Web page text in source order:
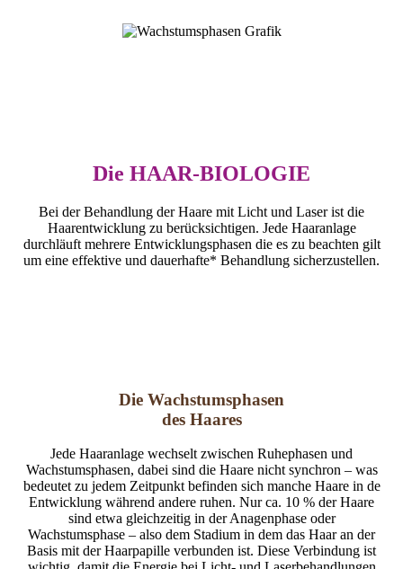
Die HAAR-BIOLOGIE
Bei der Behandlung der Haare mit Licht und Laser ist die
Haarentwicklung zu berücksichtigen. Jede Haaranlage
durchläuft mehrere Entwicklungsphasen die es zu beachten gilt
um eine effektive und dauerhafte* Behandlung sicherzustellen.
Die Wachstumsphasen
des Haares
Jede Haaranlage wechselt zwischen Ruhephasen und
Wachstumsphasen, dabei sind die Haare nicht synchron – was
bedeutet zu jedem Zeitpunkt befinden sich manche Haare in de
Entwicklung während andere ruhen. Nur ca. 10 % der Haare
sind etwa gleichzeitig in der Anagenphase oder
Wachstumsphase – also dem Stadium in dem das Haar an der
Basis mit der Haarpapille verbunden ist. Diese Verbindung ist